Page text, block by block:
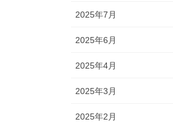
2025年7月
2025年6月
2025年4月
2025年3月
2025年2月